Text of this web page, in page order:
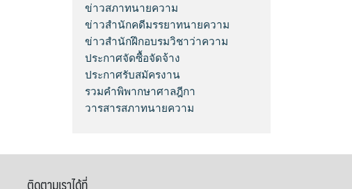
ข่าวสภาทนายความ
ข่าวสำนักคดีมรรยาทนายความ
ข่าวสำนักฝึกอบรมวิชาว่าความ
ประกาศจัดซื้อจัดจ้าง
ประกาศรับสมัครงาน
รวมคำพิพากษาศาลฎีกา
วารสารสภาทนายความ
ติดตามเราได้ที่